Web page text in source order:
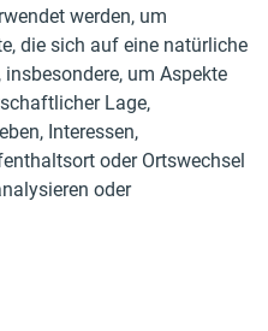
werden, um
die sich auf eine natürliche
um Aspekte
Lage,
Interessen,
oder Ortswechsel
oder